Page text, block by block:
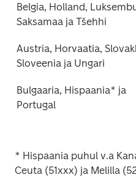
Belgia, Holland,
Saksamaa ja Tšehhi
Austria, Horvaatia,
Sloveenia ja Ungari
Bulgaaria, Hispaania* ja
Portugal
* Hispaania puhul v.a
Ceuta (51xxx) ja Melilla